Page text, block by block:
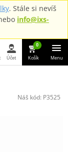
. Stále si nevíš
info@ixs-
Účet
0
Košík Menu
Náš kód: P3525